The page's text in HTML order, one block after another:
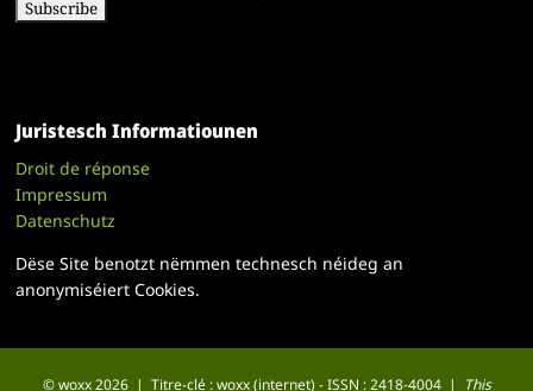
Juristesch Informatiounen
Droit de réponse
Impressum
Datenschutz
Dëse Site benotzt nëmmen technesch néideg an
anonymiséiert Cookies.
© woxx 2026 | Titre-clé : woxx (internet) - ISSN : 2418-4004 | This